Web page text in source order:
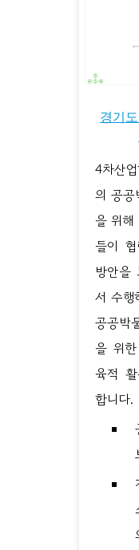
경기
4차산
의 공공
을 위해
들이
방안을
서 수행
공공박
을 위
육적
합니다.